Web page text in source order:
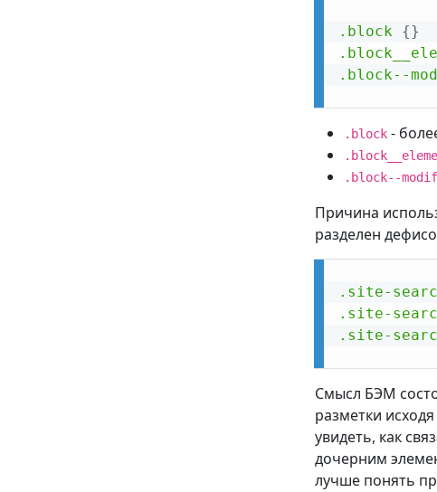
.block {}
.block--
.block -
.block--
Причина
разделен
.site-
.site-
.site-
Смысл БЭМ
разметки
увидеть, как
дочерним
лучше понять